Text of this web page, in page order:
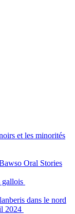
et les minorités
Oral Stories
gallois
dans le nord
2024